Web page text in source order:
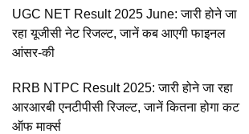
UGC NET Result 2025 June: जारी होने जा
रहा यूजीसी नेट रिजल्ट, जानें कब आएगी फाइनल
आंसर-की
RRB NTPC Result 2025: जारी होने जा रहा
आरआरबी एनटीपीसी रिजल्ट, जानें कितना होगा कट
ऑफ मार्क्स